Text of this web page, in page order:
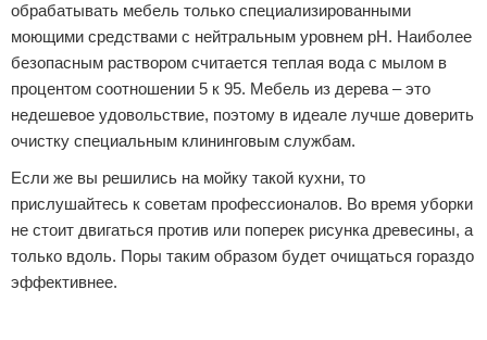
обрабатывать мебель только специализированными
моющими средствами с нейтральным уровнем рН. Наиболее
безопасным раствором считается теплая вода с мылом в
процентом соотношении 5 к 95. Мебель из дерева – это
недешевое удовольствие, поэтому в идеале лучше доверить
очистку специальным клининговым службам.
Если же вы решились на мойку такой кухни, то
прислушайтесь к советам профессионалов. Во время уборки
не стоит двигаться против или поперек рисунка древесины, а
только вдоль. Поры таким образом будет очищаться гораздо
эффективнее.